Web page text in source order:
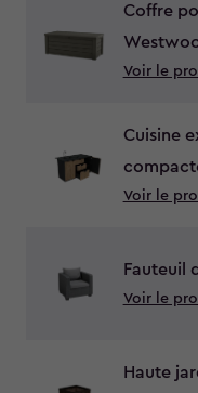
Coffre
Voir le
Cuisine
Voir le
Fauteuil
Voir le
Haute